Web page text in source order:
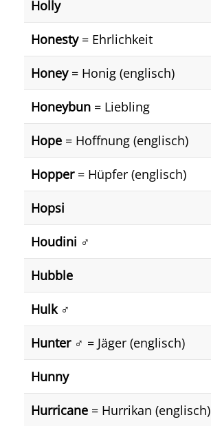
Holly
Honesty= Ehrlichkeit
Honey= Honig (englisch)
Honeybun = Liebling
Hope = Hoffnung (englisch)
Hopper= Hüpfer (englisch)
Hopsi
Houdini ♂️
Hubble
Hulk♂️
Hunter♂️ = Jäger (englisch)
Hunny
Hurricane = Hurrikan (englisch)